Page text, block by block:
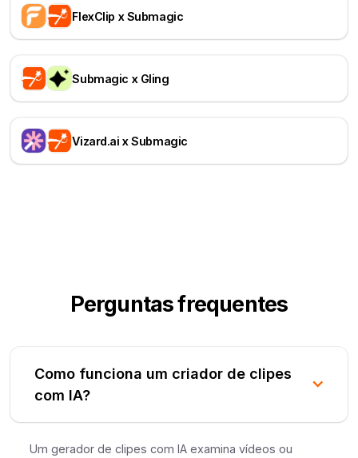
FlexClip x Submagic
Submagic x Gling
Vizard.ai x Submagic
Perguntas frequentes
Como funciona um criador de clipes
com IA?
Um gerador de clipes com IA examina vídeos ou